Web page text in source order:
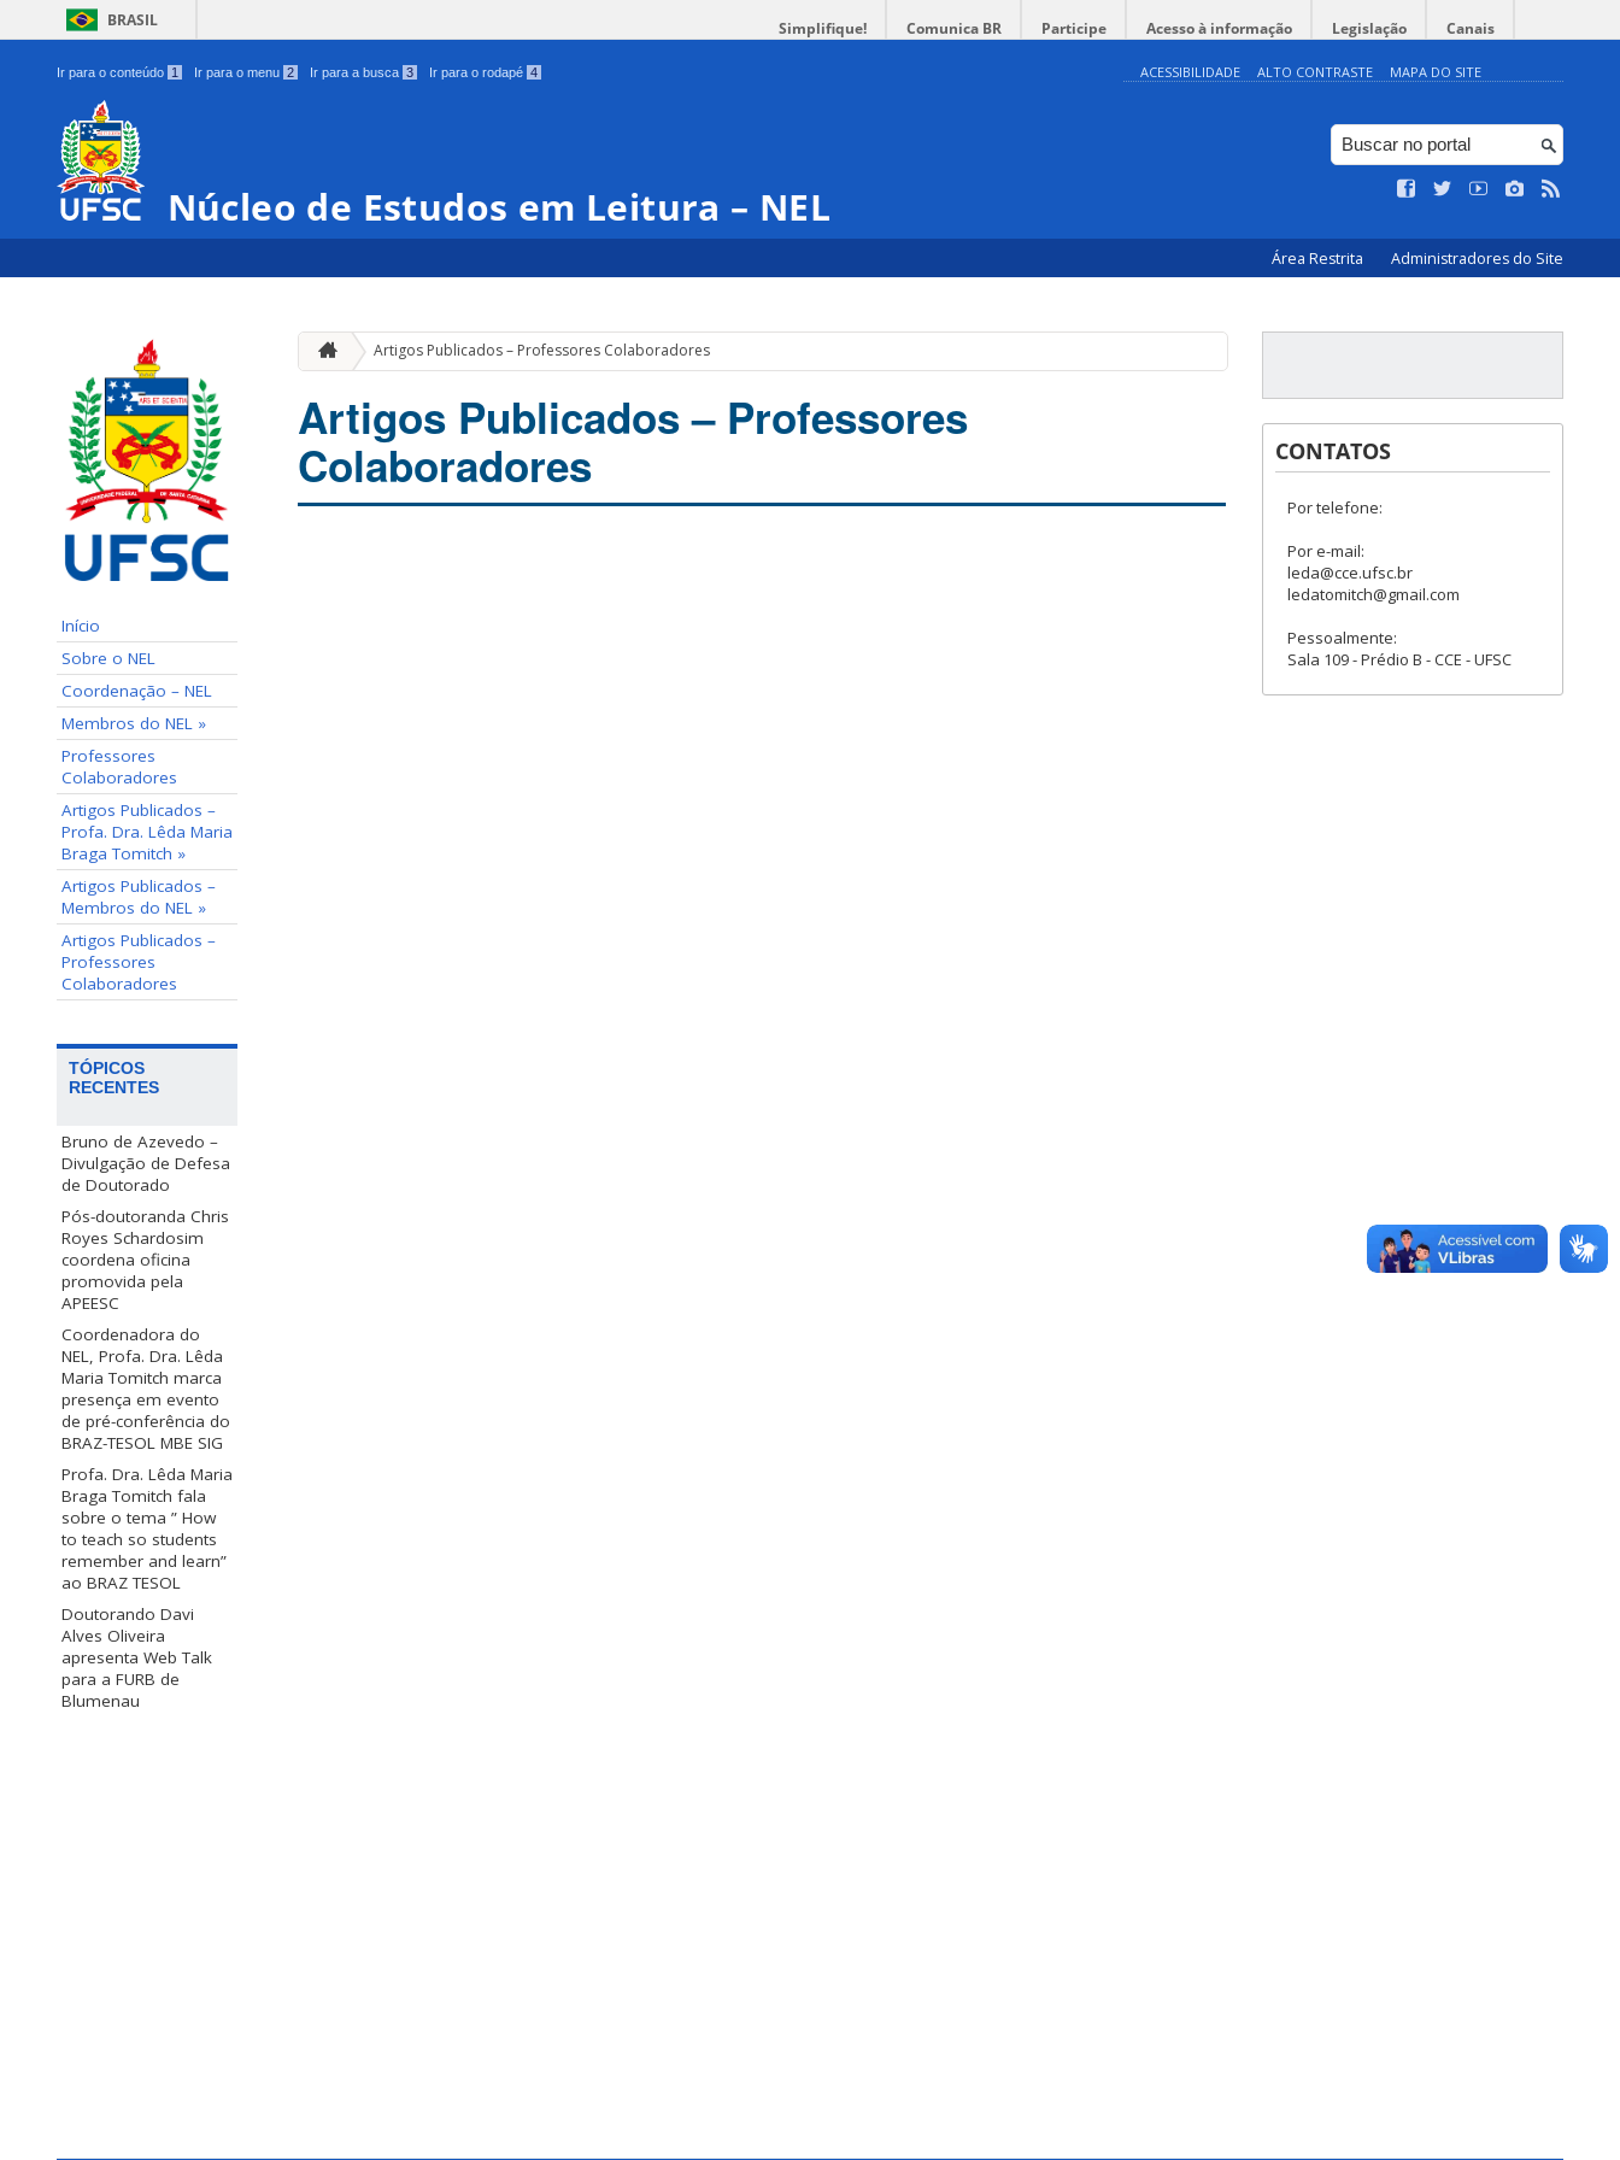
BRASIL Simplifique! Comunica BR Participe Acesso à informação Legislação Canais
Ir para o conteúdo 1 Ir para o menu 2 Ir para a busca 3 Ir para o rodapé 4 ACESSIBILIDADE ALTO CONTRASTE MAPA DO SITE
Núcleo de Estudos em Leitura – NEL
Área Restrita Administradores do Site
Início
Sobre o NEL
Coordenação – NEL
Membros do NEL »
Professores
Colaboradores
Artigos Publicados –
Profa. Dra. Lêda Maria
Braga Tomitch »
Artigos Publicados –
Membros do NEL »
Artigos Publicados –
Professores
Colaboradores
TÓPICOS
RECENTES
Bruno de Azevedo –
Divulgação de Defesa
de Doutorado
Pós-doutoranda Chris
Royes Schardosim
coordena oficina
promovida pela
APEESC
Coordenadora do
NEL, Profa. Dra. Lêda
Maria Tomitch marca
presença em evento
de pré-conferência do
BRAZ-TESOL MBE SIG
Profa. Dra. Lêda Maria
Braga Tomitch fala
sobre o tema ” How
to teach so students
remember and learn”
ao BRAZ TESOL
Doutorando Davi
Alves Oliveira
apresenta Web Talk
para a FURB de
Blumenau
Artigos Publicados – Professores Colaboradores
Artigos Publicados – Professores
Colaboradores
CONTATOS
Por telefone:
Por e-mail:
leda@cce.ufsc.br
ledatomitch@gmail.com
Pessoalmente:
Sala 109 - Prédio B - CCE - UFSC